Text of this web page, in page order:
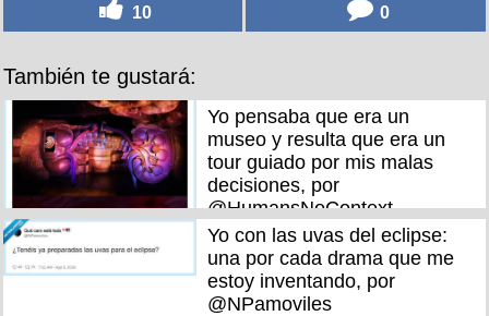
10 0
También te gustará:
Yo pensaba que era un
museo y resulta que era un
tour guiado por mis malas
decisiones, por
@HumansNoContext
Yo con las uvas del eclipse:
una por cada drama que me
estoy inventando, por
@NPamoviles